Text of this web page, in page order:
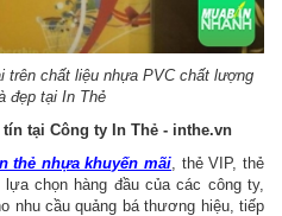
trên chất liệu nhựa PVC chất lượng
đẹp tại In Thẻ
tại Công ty In Thẻ - inthe.vn
thẻ nhựa khuyến mãi , thẻ VIP, thẻ
chọn hàng đầu của các công ty,
nhu cầu quảng bá thương hiệu, tiếp